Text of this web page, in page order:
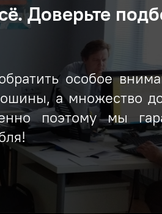
Доверьте
особое
а множество
поэтому мы